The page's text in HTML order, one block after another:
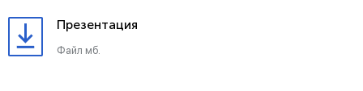
Презентация
Файл мб.